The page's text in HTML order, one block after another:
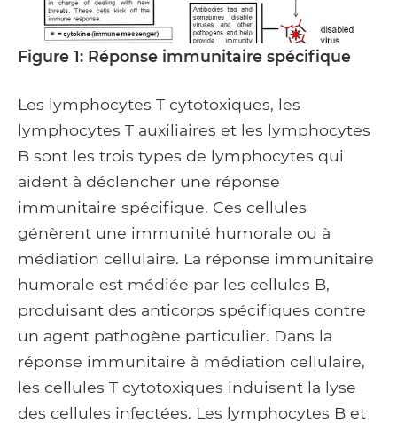
Figure 1: Réponse immunitaire spécifique
Les lymphocytes T cytotoxiques, les
lymphocytes T auxiliaires et les lymphocytes
B sont les trois types de lymphocytes qui
aident à déclencher une réponse
immunitaire spécifique. Ces cellules
génèrent une immunité humorale ou à
médiation cellulaire. La réponse immunitaire
humorale est médiée par les cellules B,
produisant des anticorps spécifiques contre
un agent pathogène particulier. Dans la
réponse immunitaire à médiation cellulaire,
les cellules T cytotoxiques induisent la lyse
des cellules infectées. Les lymphocytes B et